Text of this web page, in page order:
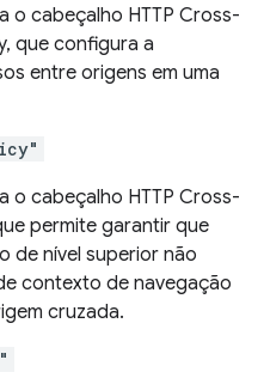
o cabeçalho HTTP Cross-
que configura a
entre origens em uma
o cabeçalho HTTP Cross-
permite garantir que
de nível superior não
contexto de navegação
cruzada.